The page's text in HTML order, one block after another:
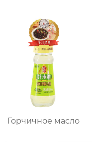
Горчичное масло